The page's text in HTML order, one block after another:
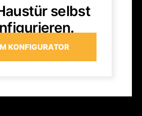
selbst
KONFIGURATOR